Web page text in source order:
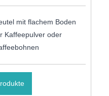
mit flachem Boden
Kaffeepulver oder